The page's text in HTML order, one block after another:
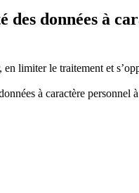
données à
limiter le traitement et
à caractère personnel